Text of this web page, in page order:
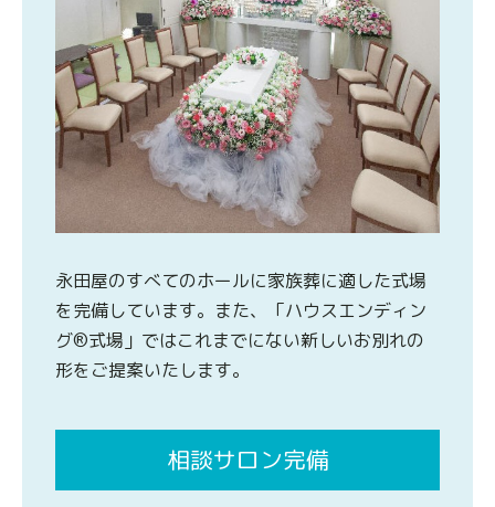
永田屋のすべてのホールに家族葬に適した式場
を完備しています。また、「ハウスエンディン
グ®式場」ではこれまでにない新しいお別れの
形をご提案いたします。
相談サロン完備